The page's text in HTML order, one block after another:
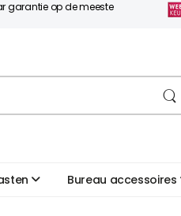
garantie op de meeste
Bureau accessoires